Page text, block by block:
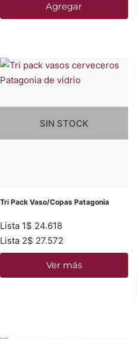
Agregar
SIN STOCK
Tri Pack Vaso/Copas Patagonia
Lista 1$ 24.618
Lista 2$ 27.572
Ver más